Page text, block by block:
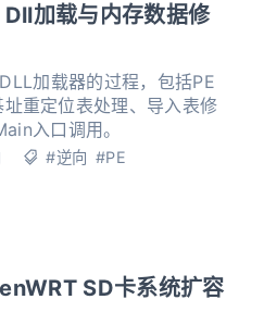
加载与内存数据修
加载器的过程，包括PE
重定位表处理、导入表修
入口调用。
#逆向 #PE
SD卡系统扩容